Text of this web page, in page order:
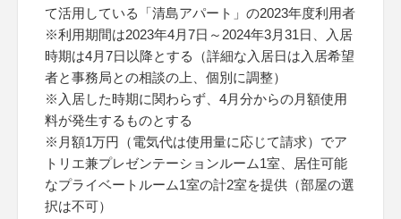
て活用している「清島アパート」の2023年度利用者
※利用期間は2023年4月7日～2024年3月31日、入居
時期は4月7日以降とする（詳細な入居日は入居希望
者と事務局との相談の上、個別に調整）
※入居した時期に関わらず、4月分からの月額使用
料が発生するものとする
※月額1万円（電気代は使用量に応じて請求）でア
トリエ兼プレゼンテーションルーム1室、居住可能
なプライベートルーム1室の計2室を提供（部屋の選
択は不可）